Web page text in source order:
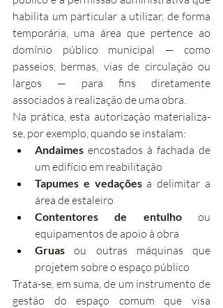
habilita um particular a utilizar, de forma
temporária, uma área que pertence ao
domínio público municipal — como
passeios, bermas, vias de circulação ou
largos — para fins diretamente
associados à realização de uma obra.
Na prática, esta autorização materializa-
se, por exemplo, quando se instalam:
Andaimes encostados à fachada de
um edifício em reabilitação
Tapumes e vedações a delimitar a
área de estaleiro
Contentores de entulho ou
equipamentos de apoio à obra
Gruas ou outras máquinas que
projetem sobre o espaço público
Trata-se, em suma, de um instrumento de
gestão do espaço comum que visa